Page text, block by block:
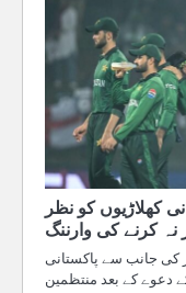
کھلاڑیوں کو نظر
نہ کرنے کی وارننگ
کی جانب سے پاکستانی